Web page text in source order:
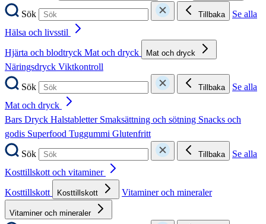
Sök Tillbaka
Se alla
Hälsa och livsstil
Hjärta och blodtryck Mat och dryck Mat och dryck
Näringsdryck Viktkontroll
Sök
Tillbaka
Se alla
Mat och dryck
Bars Dryck Halstabletter Smaksättning och sötning Snacks och
godis Superfood Tuggummi Glutenfritt
Sök
Tillbaka
Se alla
Kosttillskott och vitaminer
Kosttillskott
Kosttillskott Vitaminer och mineraler
Vitaminer och mineraler